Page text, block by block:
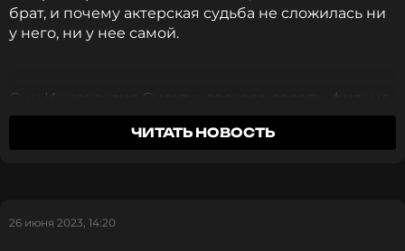
брат, и почему актерская судьба не сложилась ни
у него, ни у нее самой.
Сын Иннокентия Смоктуновского, звезды фильма
«Берегись автомобиля», пошел по стопам
знаменитого отца и поступил в Щукинское
деятельности к стал переводить научно-
ЧИТАТЬ НОВОСТЬ
26 июня 2023, 14:20